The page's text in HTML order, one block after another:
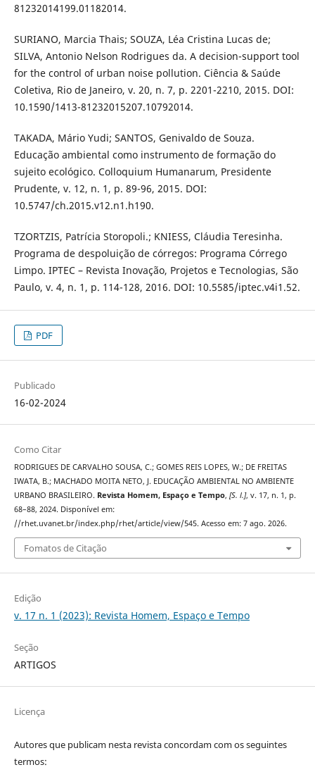
81232014199.01182014.
SURIANO, Marcia Thais; SOUZA, Léa Cristina Lucas de;
SILVA, Antonio Nelson Rodrigues da. A decision-support tool
for the control of urban noise pollution. Ciência & Saúde
Coletiva, Rio de Janeiro, v. 20, n. 7, p. 2201-2210, 2015. DOI:
10.1590/1413-81232015207.10792014.
TAKADA, Mário Yudi; SANTOS, Genivaldo de Souza.
Educação ambiental como instrumento de formação do
sujeito ecológico. Colloquium Humanarum, Presidente
Prudente, v. 12, n. 1, p. 89-96, 2015. DOI:
10.5747/ch.2015.v12.n1.h190.
TZORTZIS, Patrícia Storopoli.; KNIESS, Cláudia Teresinha.
Programa de despoluição de córregos: Programa Córrego
Limpo. IPTEC – Revista Inovação, Projetos e Tecnologias, São
Paulo, v. 4, n. 1, p. 114-128, 2016. DOI: 10.5585/iptec.v4i1.52.
PDF
Publicado
16-02-2024
Como Citar
RODRIGUES DE CARVALHO SOUSA, C.; GOMES REIS LOPES, W.; DE FREITAS
IWATA, B.; MACHADO MOITA NETO, J. EDUCAÇÃO AMBIENTAL NO AMBIENTE
URBANO BRASILEIRO. Revista Homem, Espaço e Tempo, [S. l.], v. 17, n. 1, p.
68–88, 2024. Disponível em:
//rhet.uvanet.br/index.php/rhet/article/view/545. Acesso em: 7 ago. 2026.
Fomatos de Citação
Edição
v. 17 n. 1 (2023): Revista Homem, Espaço e Tempo
Seção
ARTIGOS
Licença
Autores que publicam nesta revista concordam com os seguintes
termos: